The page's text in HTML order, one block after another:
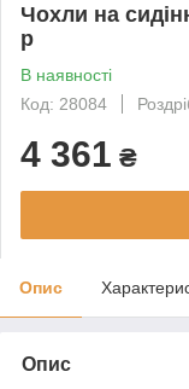
Чохли на
р
В наявності
Код: 28084
4 361 ₴
Опис
Опис